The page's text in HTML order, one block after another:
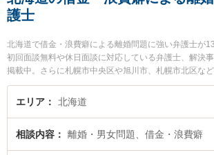
護士
北海道で借金・浪費癖による離婚問題に強い弁護士が
初回面談無料や休日面談に対応している弁護士、解決
掲載中。さらに札幌市中央区や旭川市、札幌市北区な
絞り込めます。離婚・男女問題に関係する財産分与や
分野での絞り込み検索もでき便利です。特に原洋司法
用、強みなどが注目されています。『北海道で土日や
費癖による離婚問題のトラブルを今すぐに弁護士に相
エリア 北海道
相談内容 離婚・男女問題、借金・浪費癖